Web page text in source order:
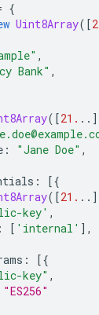
{
Uint8Array([
,
Bank" ,
([21.
: "Jane Doe" ,
:
[{
([21.
key' ,
: [ 'internal' ],
:
[{
key" ,